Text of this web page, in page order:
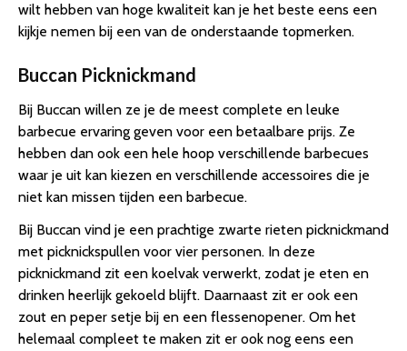
wilt hebben van hoge kwaliteit kan je het beste eens een
kijkje nemen bij een van de onderstaande topmerken.
Buccan Picknickmand
Bij Buccan willen ze je de meest complete en leuke
barbecue ervaring geven voor een betaalbare prijs. Ze
hebben dan ook een hele hoop verschillende barbecues
waar je uit kan kiezen en verschillende accessoires die je
niet kan missen tijden een barbecue.
Bij Buccan vind je een prachtige zwarte rieten picknickmand
met picknickspullen voor vier personen. In deze
picknickmand zit een koelvak verwerkt, zodat je eten en
drinken heerlijk gekoeld blijft. Daarnaast zit er ook een
zout en peper setje bij en een flessenopener. Om het
helemaal compleet te maken zit er ook nog eens een